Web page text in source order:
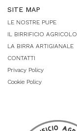
SITE MAP
LE NOSTRE PUPE
IL BIRRIFICIO AGRICOLO
LA BIRRA ARTIGIANALE
CONTATTI
Privacy Policy
Cookie Policy